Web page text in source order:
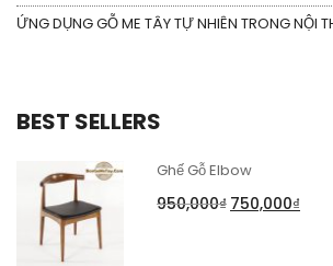
ỨNG DỤNG GỖ ME TÂY TỰ NHIÊN TRONG NỘI
BEST SELLERS
Ghế Gỗ Elbow
950,000₫ 750,000₫